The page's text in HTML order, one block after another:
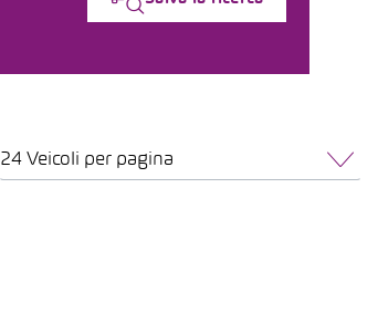
24 Veicoli per pagina